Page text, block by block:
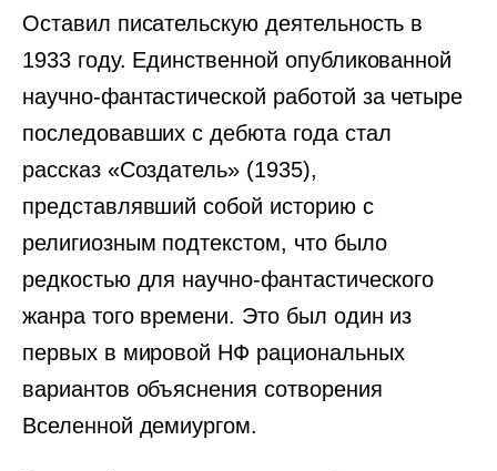
Оставил писательскую деятельность в
1933 году. Единственной опубликованной
научно-фантастической работой за четыре
последовавших с дебюта года стал
рассказ «Создатель» (1935),
представлявший собой историю с
религиозным подтекстом, что было
редкостью для научно-фантастического
жанра того времени. Это был один из
первых в мировой НФ рациональных
вариантов объяснения сотворения
Вселенной демиургом.